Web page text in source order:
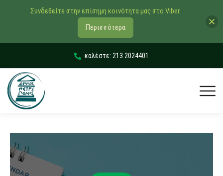
καλέστε: 213 2024401
Συνδεθείτε στην επίσημη κοινότητα μας στο Viber.
Περισσότερα